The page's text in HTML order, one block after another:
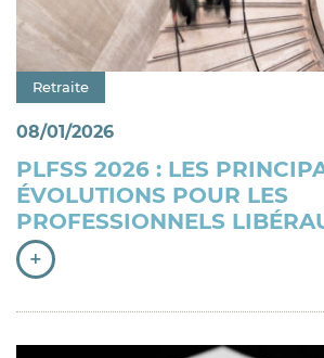
Catégorie : "
Retraite
08/01/2026
PLFSS 2026 : LES
ÉVOLUTIONS POUR LES
PROFESSIONNELS
+